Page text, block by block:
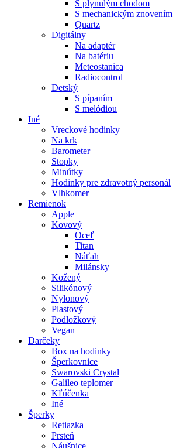
S plynulým chodom
S mechanickým znovením
Quartz
Digitálny
Na adaptér
Na batériu
Meteostanica
Radiocontrol
Detský
S pípaním
S melódiou
Iné
Vreckové hodinky
Na krk
Barometer
Stopky
Minútky
Hodinky pre zdravotný personál
Vlhkomer
Remienok
Apple
Kovový
Oceľ
Titan
Náťah
Milánsky
Kožený
Silikónový
Nylonový
Plastový
Podložkový
Vegan
Darčeky
Box na hodinky
Šperkovnice
Swarovski Crystal
Galileo teplomer
Kľúčenka
Iné
Šperky
Retiazka
Prsteň
Náušnice